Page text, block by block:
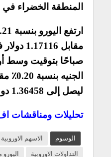
المنطقة الخضراء
صباحًا بتوقيت وسط
ليصل إلى 1.36458 دولار في نفس الوقت.
تحليلات ومناقشات
الوسوم الاسهم الاوروبية
التداولات الاوروبية
اليورو